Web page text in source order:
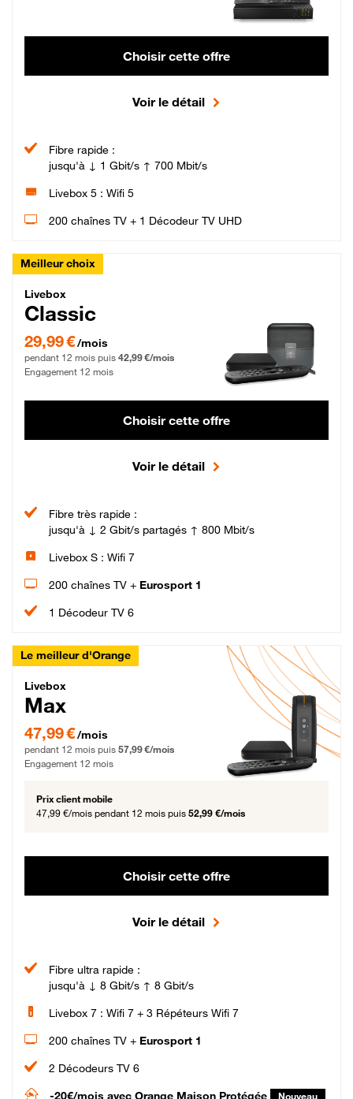
Choisir cette offre
Voir le détail
Fibre rapide :
jusqu'à ↓ 1 Gbit/s ↑ 700 Mbit/s
Livebox 5 : Wifi 5
200 chaînes TV + 1 Décodeur TV UHD
Meilleur choix
Livebox Classic Fibre
Livebox
Classic
29,99 € par mois pendant 12 mois puis 42,99 € par mois, Engagement 12 mois
29,99 €/mois
pendant 12 mois puis 42,99 €/mois
Engagement 12 mois
Choisir cette offre
Voir le détail
Fibre très rapide :
jusqu'à ↓ 2 Gbit/s partagés ↑ 800 Mbit/s
Livebox S : Wifi 7
200 chaînes TV + Eurosport 1
1 Décodeur TV 6
Le meilleur d'Orange
Livebox Max Fibre
Livebox
Max
47,99 € par mois pendant 12 mois puis 57,99 € par mois, Engagement 12 mois
47,99 €/mois
pendant 12 mois puis 57,99 €/mois
Engagement 12 mois
Prix client mobile
47,99 €/mois pendant 12 mois puis 52,99 €/mois
Choisir cette offre
Voir le détail
Fibre ultra rapide :
jusqu'à ↓ 8 Gbit/s ↑ 8 Gbit/s
Livebox 7 : Wifi 7 + 3 Répéteurs Wifi 7
200 chaînes TV + Eurosport 1
2 Décodeurs TV 6
-20€/mois avec Orange Maison Protégée Nouveau